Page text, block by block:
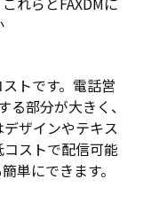
トです。電話営
部分が大きく、
ザインやテキス
ストで配信可能
単にできます。